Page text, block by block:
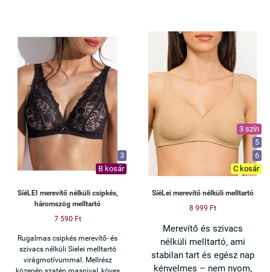
3
B kosár
SíéLEI merevítő nélküli csipkés,
háromszög melltartó
7 590 Ft
Rugalmas csipkés merevítő- és
szivacs nélküli Sielei melltartó
virágmotívummal. Mellrész
3 szín
5
6
C kosár
SíéLei merevítő nélküli melltartó
8 999 Ft
Merevítő és szivacs
nélküli melltartó, ami
stabilan tart és egész nap
kényelmes – nem nyom,